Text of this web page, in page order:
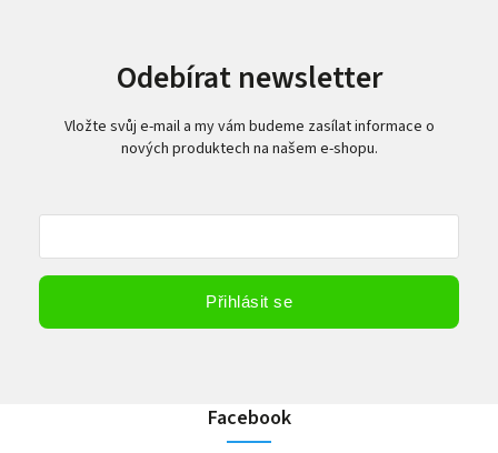
Odebírat newsletter
Vložte svůj e-mail a my vám budeme zasílat informace o
nových produktech na našem e-shopu.
Přihlásit se
Facebook